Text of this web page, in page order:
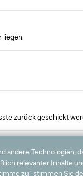
zurück geschickt
andere Technologien,
relevanter Inhalte
zu“ stimmen Sie